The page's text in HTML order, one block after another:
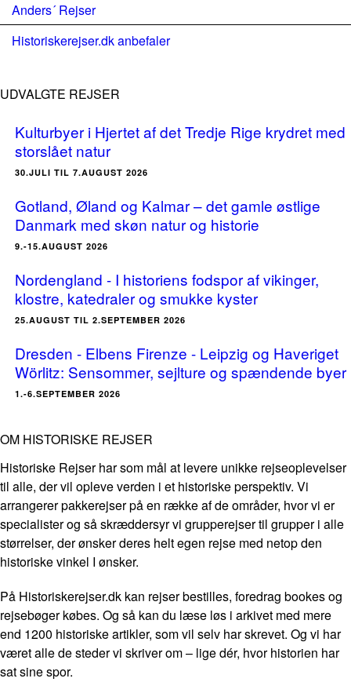
Anders´ Rejser
Historiskerejser.dk anbefaler
UDVALGTE REJSER
Kulturbyer i Hjertet af det Tredje Rige krydret med
storslået natur
30.JULI TIL 7.AUGUST 2026
Gotland, Øland og Kalmar – det gamle østlige
Danmark med skøn natur og historie
9.-15.AUGUST 2026
Nordengland - I historiens fodspor af vikinger,
klostre, katedraler og smukke kyster
25.AUGUST TIL 2.SEPTEMBER 2026
Dresden - Elbens Firenze - Leipzig og Haveriget
Wörlitz: Sensommer, sejlture og spændende byer
1.-6.SEPTEMBER 2026
OM HISTORISKE REJSER
Historiske Rejser har som mål at levere unikke rejseoplevelser
til alle, der vil opleve verden i et historiske perspektiv. Vi
arrangerer pakkerejser på en række af de områder, hvor vi er
specialister og så skræddersyr vi grupperejser til grupper i alle
størrelser, der ønsker deres helt egen rejse med netop den
historiske vinkel I ønsker.
På Historiskerejser.dk kan rejser bestilles, foredrag bookes og
rejsebøger købes. Og så kan du læse løs i arkivet med mere
end 1200 historiske artikler, som vil selv har skrevet. Og vi har
været alle de steder vi skriver om – lige dér, hvor historien har
sat sine spor.